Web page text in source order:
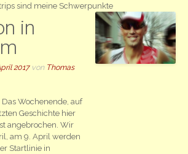
sind meine Schwerpunkte
in
2017von Thomas
Wochenende, auf
Geschichte hier
angebrochen. Wir
am 9. April werden
Startlinie in